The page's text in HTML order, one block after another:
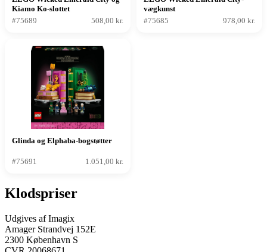
Kiamo Ko-slottet
#75689
508,00 kr.
vægkunst
#75685
978,00 kr.
Glinda og Elphaba-bogstøtter
#75691 1.051,00 kr.
Klodspriser
Udgives af Imagix
Amager Strandvej 152E
2300 København S